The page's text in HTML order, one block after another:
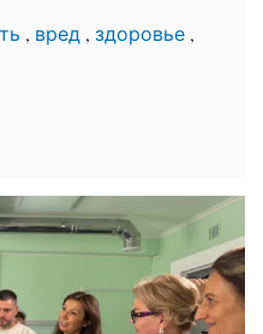
, вред , здоровье ,